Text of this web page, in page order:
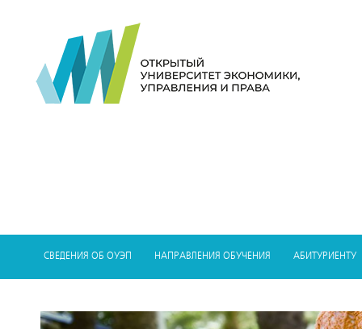
СВЕДЕНИЯ ОБ ОУЭП НАПРАВЛЕНИЯ ОБУЧЕНИЯ АБИТУРИЕНТУ